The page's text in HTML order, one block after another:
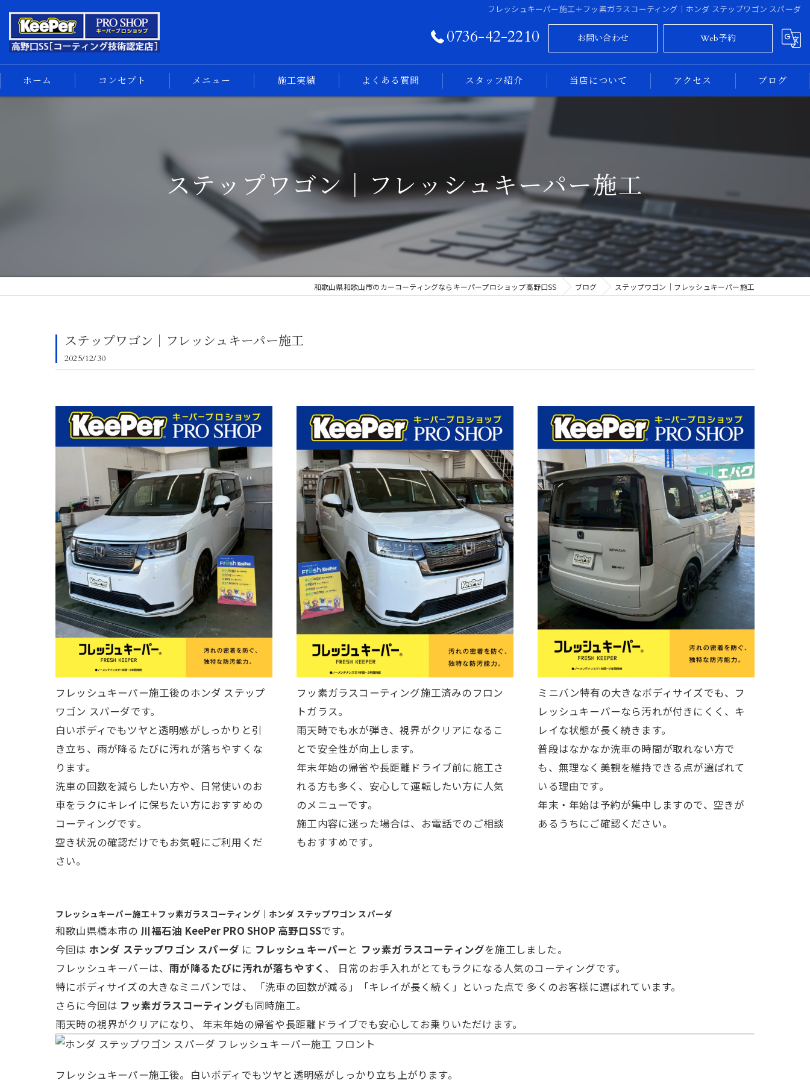
フレッシュキーパー施工＋フッ素ガラスコーティング｜ホンダ ステップワゴン スパーダ
0736-42-2210 お問い合わせ Web予約
ホーム コンセプト メニュー
車内清掃
サイドメニュー
施工実績 よくある質問 スタッフ紹介 当店について
新車
中古車
専門店
アクセス ブログ
ステップワゴン｜フレッシュキーパー施工
和歌山県和歌山市のカーコーティングならキーパープロショップ高野口SS ブログ ステップワゴン｜フレッシュキーパー施工
ステップワゴン｜フレッシュキーパー施工
2025/12/30
フレッシュキーパー施工後のホンダ ステップ
ワゴン スパーダです。
白いボディでもツヤと透明感がしっかりと引
き立ち、雨が降るたびに汚れが落ちやすくな
ります。
洗車の回数を減らしたい方や、日常使いのお
車をラクにキレイに保ちたい方におすすめの
コーティングです。
空き状況の確認だけでもお気軽にご利用くだ
さい。
フッ素ガラスコーティング施工済みのフロン
トガラス。
雨天時でも水が弾き、視界がクリアになるこ
とで安全性が向上します。
年末年始の帰省や長距離ドライブ前に施工さ
れる方も多く、安心して運転したい方に人気
のメニューです。
施工内容に迷った場合は、お電話でのご相談
もおすすめです。
ミニバン特有の大きなボディサイズでも、フ
レッシュキーパーなら汚れが付きにくく、キ
レイな状態が長く続きます。
普段はなかなか洗車の時間が取れない方で
も、無理なく美観を維持できる点が選ばれて
いる理由です。
年末・年始は予約が集中しますので、空きが
あるうちにご確認ください。
フレッシュキーパー施工＋フッ素ガラスコーティング｜ホンダ ステップワゴン スパーダ
和歌山県橋本市の 川福石油 KeePer PRO SHOP 高野口SSです。
今回は ホンダ ステップワゴン スパーダ に フレッシュキーパー と フッ素ガラスコーティングを施工しました。
フレッシュキーパーは、雨が降るたびに汚れが落ちやすく 、 日常のお手入れがとてもラクになる人気のコーティングです。
特にボディサイズの大きなミニバンでは、 「洗車の回数が減る」「キレイが長く続く」といった点で 多くのお客様に選ばれています。
さらに今回は フッ素ガラスコーティングも同時施工。
雨天時の視界がクリアになり、 年末年始の帰省や長距離ドライブでも安心してお乗りいただけます。
フレッシュキーパー施工後。白いボディでもツヤと透明感がしっかり立ち上がります。